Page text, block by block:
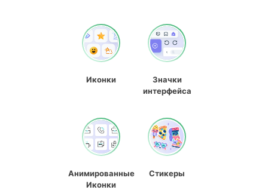
Иконки
Значки
интерфейса
Анимированные
Иконки
Стикеры